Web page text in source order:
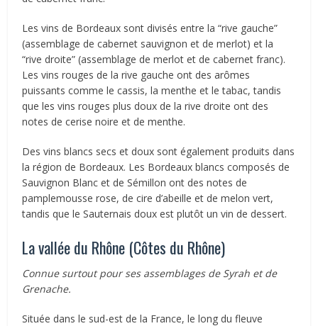
Les vins de Bordeaux sont divisés entre la “rive gauche”
(assemblage de cabernet sauvignon et de merlot) et la
“rive droite” (assemblage de merlot et de cabernet franc).
Les vins rouges de la rive gauche ont des arômes
puissants comme le cassis, la menthe et le tabac, tandis
que les vins rouges plus doux de la rive droite ont des
notes de cerise noire et de menthe.
Des vins blancs secs et doux sont également produits dans
la région de Bordeaux. Les Bordeaux blancs composés de
Sauvignon Blanc et de Sémillon ont des notes de
pamplemousse rose, de cire d’abeille et de melon vert,
tandis que le Sauternais doux est plutôt un vin de dessert.
La vallée du Rhône (Côtes du Rhône)
Connue surtout pour ses assemblages de Syrah et de
Grenache.
Située dans le sud-est de la France, le long du fleuve